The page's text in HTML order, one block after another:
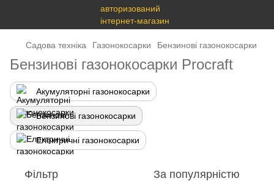
Садова техніка Газонокосарки Бензинові газонокосарки
Бензинові газонокосарки Procraft
Акумуляторні газонокосарки
Бензинові газонокосарки
Електричні газонокосарки
Фільтр За популярністю